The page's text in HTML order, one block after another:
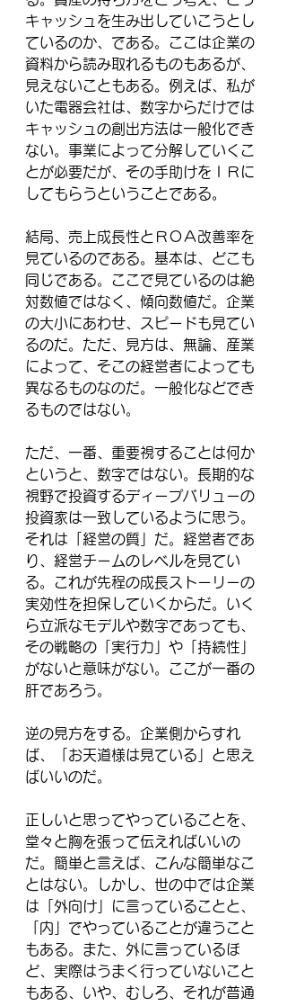
キャッシュを生み出していこうとし
ているのか、である。ここは企業の
資料から読み取れるものもあるが、
見えないこともある。例えば、私が
いた電器会社は、数字からだけでは
キャッシュの創出方法は一般化でき
ない。事業によって分解していくこ
とが必要だが、その手助けをＩＲに
してもらうということである。
結局、売上成長性とＲＯＡ改善率を
見ているのである。基本は、どこも
同じである。ここで見ているのは絶
対数値ではなく、傾向数値だ。企業
の大小にあわせ、
スピードも見てい
るのだ。ただ、見方は、無論、産業
によって、そこの経営者によっても
異なるものなのだ。一般化などでき
るものではない。
ただ、一番、重要視することは何か
というと、数字ではない。長期的な
視野で投資するディープバリューの
投資家は一致しているように思う。
それは「経営の質」だ。経営者であ
り、経営チームのレベルを見てい
る。これが先程の成長ストーリーの
実効性を担保していくからだ。いく
ら立派なモデルや数字であっても、
その戦略の「実行力」や「持続性」
がないと意味がない。ここが一番の
肝であろう。
逆の見方をする。企業側からすれ
ば、「お天道様は見ている」と思え
ばいいのだ。
正しいと思ってやっていることを、
堂々と胸を張って伝えればいいの
だ。簡単と言えば、こんな簡単なこ
とはない。しかし、世の中では企業
は「外向け」に言っていることと、
「内」でやっていることが違うこと
もある。また、外に言っているほ
ど、実際はうまく行っていないこと
もある、いや、むしろ、それが普通